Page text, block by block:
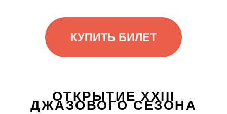
КУПИТЬ БИЛЕТ
ОТКРЫТИЕ XXIII
ДЖАЗОВОГО СЕЗОНА